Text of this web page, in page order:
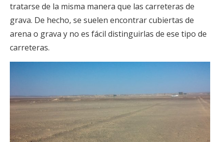
tratarse de la misma manera que las carreteras de
grava. De hecho, se suelen encontrar cubiertas de
arena o grava y no es fácil distinguirlas de ese tipo de
carreteras.